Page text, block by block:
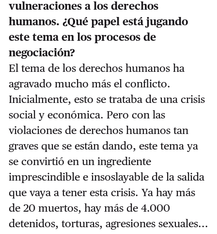
vulneraciones a los derechos
humanos. ¿Qué papel está jugando
este tema en los procesos de
negociación?
El tema de los derechos humanos ha
agravado mucho más el conflicto.
Inicialmente, esto se trataba de una crisis
social y económica. Pero con las
violaciones de derechos humanos tan
graves que se están dando, este tema ya
se convirtió en un ingrediente
imprescindible e insoslayable de la salida
que vaya a tener esta crisis. Ya hay más
de 20 muertos, hay más de 4.000
detenidos, torturas, agresiones sexuales...